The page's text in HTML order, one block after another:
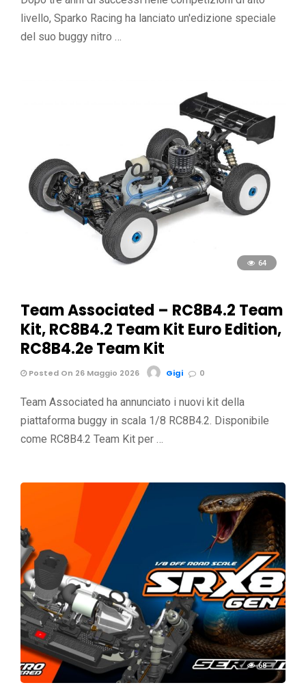
livello, Sparko Racing ha lanciato un'edizione speciale
del suo buggy nitro …
64
Team Associated – RC8B4.2 Team
Kit, RC8B4.2 Team Kit Euro Edition,
RC8B4.2e Team Kit
Posted On 26 Maggio 2026 Gigi 0
Team Associated ha annunciato i nuovi kit della
piattaforma buggy in scala 1/8 RC8B4.2. Disponibile
come RC8B4.2 Team Kit per …
68